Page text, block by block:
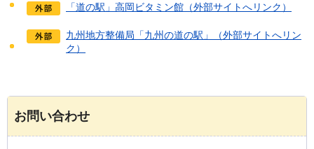
「道の駅」高岡ビタミン館（外部サイトへリンク）
九州地方整備局「九州の道の駅」（外部サイトへリン
ク）
お問い合わせ